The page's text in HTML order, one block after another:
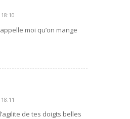
moi qu’on mange
de tes doigts belles